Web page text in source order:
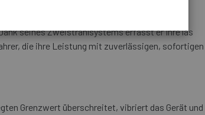
seines Zweistrahlsystems erfasst er Ihre las
die ihre Leistung mit zuverlässigen, sofortigen
Grenzwert überschreitet, vibriert das Gerät und